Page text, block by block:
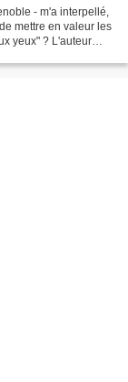
- m'a interpellé,
mettre en valeur les
yeux" ? L'auteur